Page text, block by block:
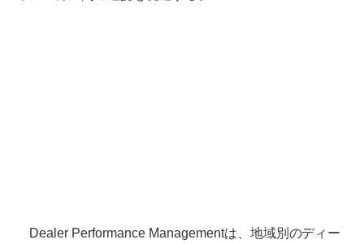
Dealer Performance Managementは、地域別のディー